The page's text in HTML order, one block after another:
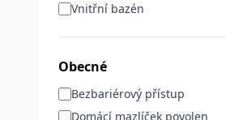
Vnitřní bazén
Obecné
Bezbariérový přístup
Domácí mazlíček povolen